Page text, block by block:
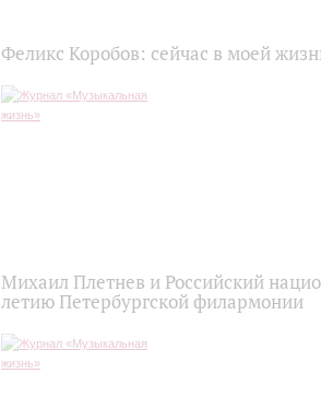
Феликс Коробов: сейчас в моей
Михаил Плетнев и Российский
летию Петербургской филармонии